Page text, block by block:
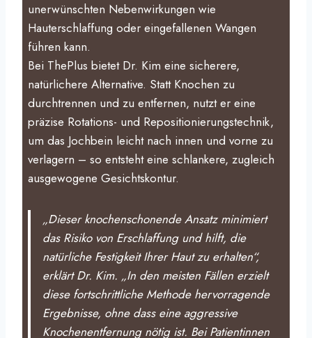
unerwünschten Nebenwirkungen wie
Hauterschlaffung oder eingefallenen Wangen
führen kann.
Bei ThePlus bietet Dr. Kim eine sicherere,
natürlichere Alternative. Statt Knochen zu
durchtrennen und zu entfernen, nutzt er eine
präzise Rotations- und Repositionierungstechnik,
um das Jochbein leicht nach innen und vorne zu
verlagern – so entsteht eine schlankere, zugleich
ausgewogene Gesichtskontur.
„Dieser knochenschonende Ansatz minimiert
das Risiko von Erschlaffung und hilft, die
natürliche Festigkeit Ihrer Haut zu erhalten“,
erklärt Dr. Kim. „In den meisten Fällen erzielt
diese fortschrittliche Methode hervorragende
Ergebnisse, ohne dass eine aggressive
Knochenentfernung nötig ist. Bei Patientinnen